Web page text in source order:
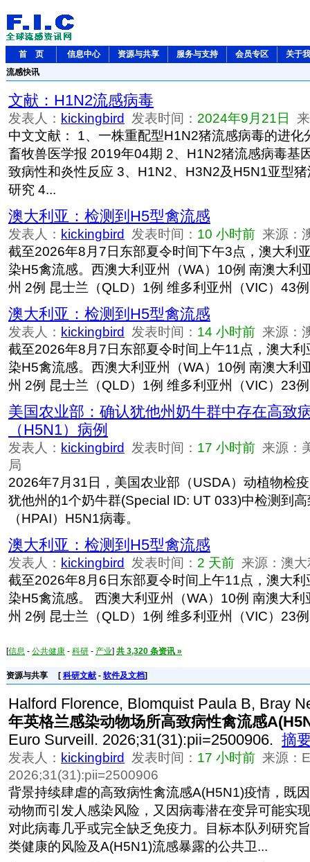
首 页 信息中心 资源与共享 服务与支持 会员专区
关于
流感快讯
文献：H1N2流感病毒
发表人： kickingbird 发表时间： 2024年9月21日
中文文献： 1、一株重配型H1N2猪流感病毒的进化
畜牧兽医学报 2019年04期 2、H1N2猪流感病毒基
致病性和炎性反应 3、H1N2、H3N2及H5N1亚型
研究 4...
澳大利亚：检测到H5型禽流感
发表人： kickingbird 发表时间： 10 小时前 来源：
截至2026年8月7日东部夏令时间下午3点，澳大利
染H5禽流感。西澳大利亚州（WA）10例 南澳大利
州 2例 昆士兰（QLD）1例 维多利亚州（VIC）43例
澳大利亚：检测到H5型禽流感
发表人： kickingbird 发表时间： 14 小时前 来源：
截至2026年8月7日东部夏令时间上午11点，澳大
染H5禽流感。西澳大利亚州（WA）10例 南澳大利
州 2例 昆士兰（QLD）1例 维多利亚州（VIC）23例
美国农业部：确认犹他州奶牛群中存在高致
（H5N1）病例
发表人： kickingbird 发表时间： 17 小时前 来源：
局
2026年7月31日，美国农业部（USDA）动植物检
犹他州的1个奶牛群(Special ID: UT 033)中检测到
（HPAI）H5N1病毒。
澳大利亚：检测到H5型禽流感
发表人： kickingbird 发表时间： 2 天前 来源：澳
截至2026年8月6日东部夏令时间上午11点，澳大
染H5禽流感。 西澳大利亚州（WA）10例 南澳大
州 2例 昆士兰（QLD）1例 维多利亚州（VIC）23例
[信息 - 公共健康 - 科研 - 产业] 共 3,320 条资讯 »
资源与共享 [ 科研文献 - 软件及文档]
Halford Florence, Blomquist Paula B, Bray
年英格兰感染动物场所高致病性禽流感
Euro Surveill. 2026;31(31):pii=2500906. 摘
发表人： kickingbird 发表时间： 17 小时前 来源：
2026;31(31):pii=2500906
背景持续肆虐的高致病性禽流感A(H5N1)疫情，既
动物而引发人感染风险，又因病毒潜在变异可能实
对此病毒几乎或完全缺乏免疫力。目标本队列研究
类健康的风险及A(H5N1)流感暴露的公共卫...